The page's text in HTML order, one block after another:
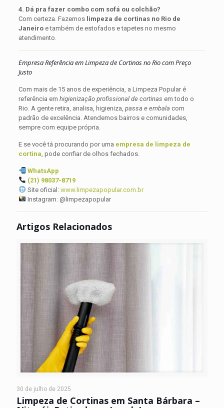
4. Dá pra fazer combo com sofá ou colchão?
Com certeza. Fazemos limpeza de cortinas no Rio de
Janeiroe também de estofados e tapetes no mesmo
atendimento.
Empresa Referência em Limpeza de Cortinas no Rio com Preço
Justo
Com mais de 15 anos de experiência, a Limpeza Popular é
referência em higienização profissional de cortinas em todo o
Rio. A gente retira, analisa, higieniza, passa e embala com
padrão de excelência. Atendemos bairros e comunidades,
sempre com equipe própria.
E se você tá procurando por uma empresa de limpeza de
cortina , pode confiar de olhos fechados.
WhatsApp
(21) 98037-8719
Site oficial: www.limpezapopular.com.br
Instagram: @limpezapopular
Artigos Relacionados
30 de julho de 2025
Limpeza de Cortinas em Santa Bárbara –